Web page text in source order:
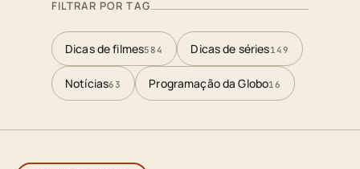
FILTRAR POR TAG
Dicas de filmes584 Dicas de séries149
Notícias63 Programação da Globo16